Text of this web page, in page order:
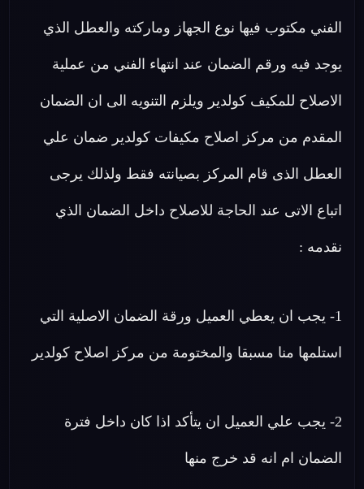
الفني مكتوب فيها نوع الجهاز وماركته والعطل الذي
يوجد فيه ورقم الضمان عند انتهاء الفني من عملية
الاصلاح للمكيف كولدير ويلزم التنويه الى ان الضمان
المقدم من مركز اصلاح مكيفات كولدير ضمان علي
العطل الذى قام المركز بصيانته فقط ولذلك يرجى
اتباع الاتى عند الحاجة للاصلاح داخل الضمان الذي
نقدمه :
1- يجب ان يعطي العميل ورقة الضمان الاصلية التي
استلمها منا مسبقا والمختومة من مركز اصلاح كولدير
2- يجب علي العميل ان يتأكد اذا كان داخل فترة
الضمان ام انه قد خرج منها